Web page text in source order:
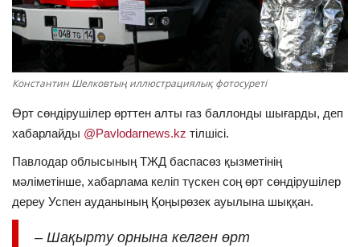
ОЙЫН-САУЫҚ
АРНАЙЫ ЖОБА
OFFICIAL
Тілді тандаңыз
Константин Шелковтың иллюстрациялық фотосуреті
Өрт сөндірушілер өрттен алты газ баллонды шығарды, деп
хабарлайды @Pavlodarnews.kz тілшісі.
Павлодар облысының ТЖД баспасөз қызметінің
мәліметінше, хабарлама келіп түскен соң өрт сөндірушілер
дереу Успен ауданының Қоңырөзек ауылына шыққан.
– Шақырту орнына келген өрт